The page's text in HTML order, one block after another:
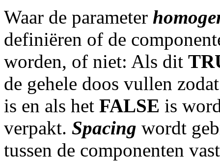
Waar de parameter
definiëren of de
worden, of niet: Als dit
de gehele doos vullen
is en als het FALSE is
verpakt. Spacing wordt
tussen de componenten